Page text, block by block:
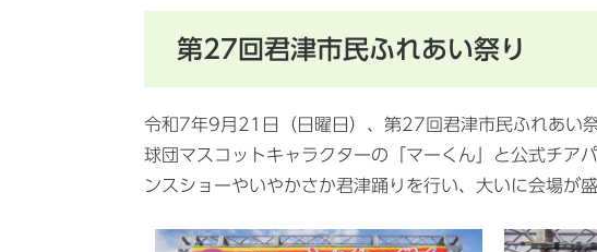
第27回君津市民ふれあい祭り
令和7年9月21日（日曜日）、第27回君津市民ふれあい
球団マスコットキャラクターの「マーくん」と公式チ
ンスショーやいやかさか君津踊りを行い、大いに会場が